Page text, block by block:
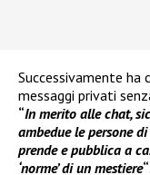
Successivamente ha
messaggi privati
“In merito alle chat,
ambedue le persone
prende e pubblica a
‘norme’ di un mestiere“